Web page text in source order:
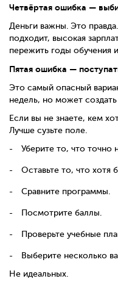
Четвёртая ошибка —
Деньги важны. Это
подходит, высокая
пережить годы обучения
Пятая ошибка —
Это самый опасный
недель, но может
Если вы не знаете, кем
Лучше сузьте поле.
Уберите то, что точно
Оставьте то, что хотя
Сравните программы.
Посмотрите баллы.
Проверьте учебные
Выберите несколько
Не идеальных.